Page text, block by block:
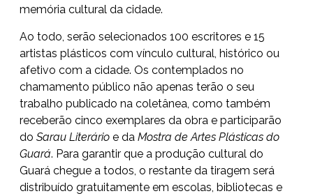
memória cultural da cidade.
Ao todo, serão selecionados 100 escritores e 15
artistas plásticos com vínculo cultural, histórico ou
afetivo com a cidade. Os contemplados no
chamamento público não apenas terão o seu
trabalho publicado na coletânea, como também
receberão cinco exemplares da obra e participarão
do Sarau Literário e da Mostra de Artes Plásticas do
Guará. Para garantir que a produção cultural do
Guará chegue a todos, o restante da tiragem será
distribuído gratuitamente em escolas, bibliotecas e